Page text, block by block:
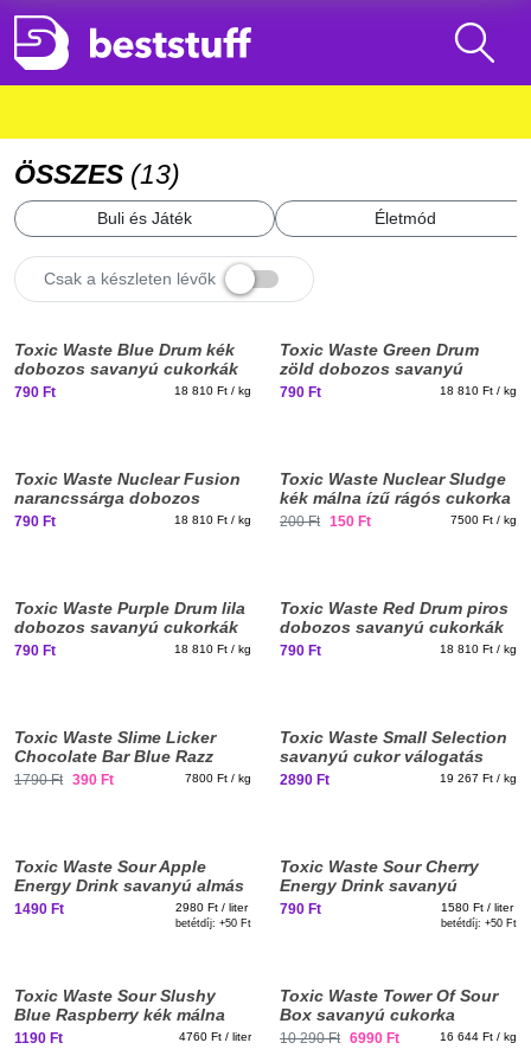
ÖSSZES (13)
Buli és Játék Életmód
Csak a készleten lévők
Toxic Waste Blue Drum kék
dobozos savanyú cukorkák
42g
790 Ft 18 810 Ft / kg
Toxic Waste Green Drum
zöld dobozos savanyú
cukorkák 42g
790 Ft 18 810 Ft / kg
Toxic Waste Nuclear Fusion
narancssárga dobozos
savanyú cukorkák 42g
790 Ft 18 810 Ft / kg
Toxic Waste Nuclear Sludge
kék málna ízű rágós cukorka
20gSzavatossági idő: 2026-
200 Ft 150 Ft 7500 Ft / kg
Toxic Waste Purple Drum lila
dobozos savanyú cukorkák
42g
790 Ft 18 810 Ft / kg
Toxic Waste Red Drum piros
dobozos savanyú cukorkák
42g
790 Ft 18 810 Ft / kg
Toxic Waste Slime Licker
Chocolate Bar Blue Razz
csokoládé savanyú kék
1790 Ft 390 Ft 7800 Ft / kg
Toxic Waste Small Selection
savanyú cukor válogatás
150g
2890 Ft 19 267 Ft / kg
Toxic Waste Sour Apple
Energy Drink savanyú almás
energiaital 500ml DRS
1490 Ft 2980 Ft / liter
betétdíj: +50 Ft
Toxic Waste Sour Cherry
Energy Drink savanyú
cseresznyés energiaital
790 Ft 1580 Ft / liter
betétdíj: +50 Ft
Toxic Waste Sour Slushy
Blue Raspberry kék málna
ízű savanyú jégkása 250ml
1190 Ft 4760 Ft / liter
Toxic Waste Tower Of Sour
Box savanyú cukorka
válogatás torony 420g
10 290 Ft 6990 Ft 16 644 Ft / kg